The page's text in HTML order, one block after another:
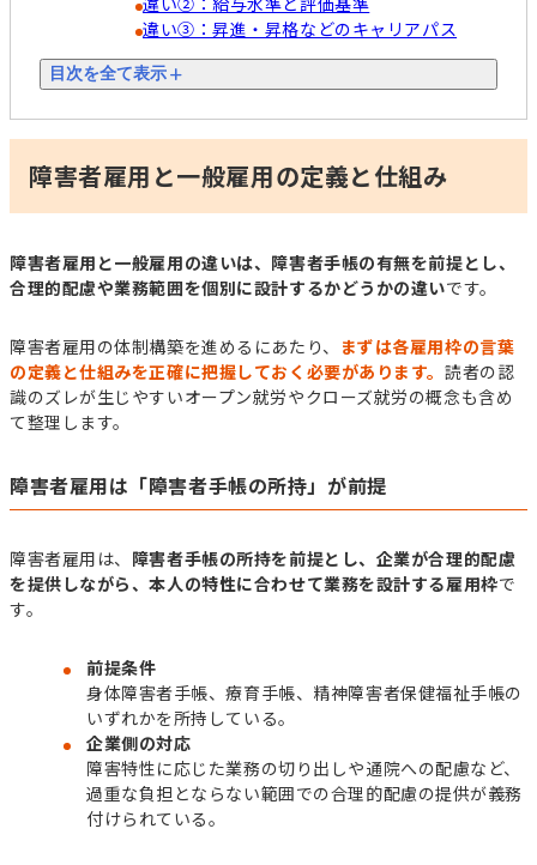
違い③：昇進・昇格などのキャリアパス
目次を全て表示
障害者雇用と一般雇用の定義と仕組み
障害者雇用と一般雇用の違いは、障害者手帳の有無を前提とし、
合理的配慮や業務範囲を個別に設計するかどうかの違いです。
障害者雇用の体制構築を進めるにあたり、
まずは各雇用枠の言葉
の定義と仕組みを正確に把握しておく必要があります。 読者の認
識のズレが生じやすいオープン就労やクローズ就労の概念も含め
て整理します。
障害者雇用は「障害者手帳の所持」が前提
障害者雇用は、 障害者手帳の所持を前提とし、企業が合理的配慮
を提供しながら、本人の特性に合わせて業務を設計する雇用枠で
す。
前提条件
身体障害者手帳、療育手帳、精神障害者保健福祉手帳の
いずれかを所持している。
企業側の対応
障害特性に応じた業務の切り出しや通院への配慮など、
過重な負担とならない範囲での合理的配慮の提供が義務
付けられている。